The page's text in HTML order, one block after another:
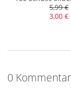
5,99 €
3,00 €
0